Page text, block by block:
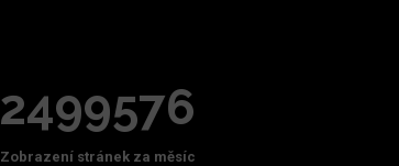
2499576
Zobrazení stránek za měsíc